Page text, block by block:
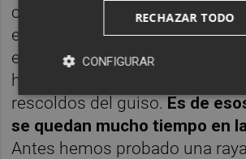
caldo es fino, elegante, nada
en la paella en la que lo sirven
equilibrado, la anguila, el pato,
huevos fritos acaban de
rescoldos del guiso.Es de
se quedan mucho tiempo en
Antes hemos probado una
RECHAZAR TODO
CONFIGURAR